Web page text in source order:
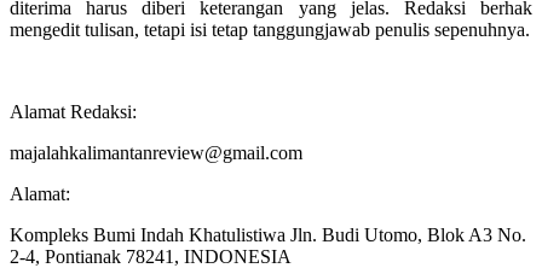
diterima harus diberi keterangan yang jelas. Redaksi berhak
mengedit tulisan, tetapi isi tetap tanggungjawab penulis sepenuhnya.
Alamat Redaksi:
majalahkalimantanreview@gmail.com
Alamat:
Kompleks Bumi Indah Khatulistiwa Jln. Budi Utomo, Blok A3 No.
2-4, Pontianak 78241, INDONESIA